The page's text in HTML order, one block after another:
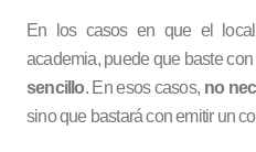
En los casos en que el
academia, puede que baste con
sencillo. En esos casos, no
sino que bastará con emitir un